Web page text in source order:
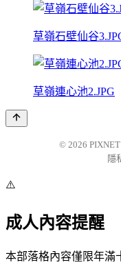
草嶺石壁仙谷
草嶺連心池2.JPG
© 2026 PIXNET
隱
⚠️
成人內容提醒
本部落格內容僅限年滿